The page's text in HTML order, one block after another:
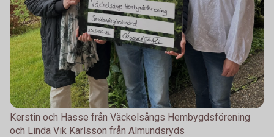
Kerstin och Hasse från Väckelsångs Hembygdsförening
och Linda Vik Karlsson från Almundsryds